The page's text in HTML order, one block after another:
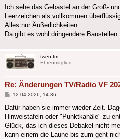
Ich sehe das Gebastel an der Groß-
Leerzeichen als vollkommen
Alles nur Äußerlichkeiten.
Da gibt es wohl dringendere Baustellen.
twen-fm
Ehrenmitglied
Re: Änderungen TV/Radio VF
Beitrag
12.04.2026, 14:36
Dafür haben sie immer wieder Zeit.
Hinweistafeln oder "Punktkanäle" zu
Glück, das ich dieses Debakel nicht
kann einem die Laune bis zum geht